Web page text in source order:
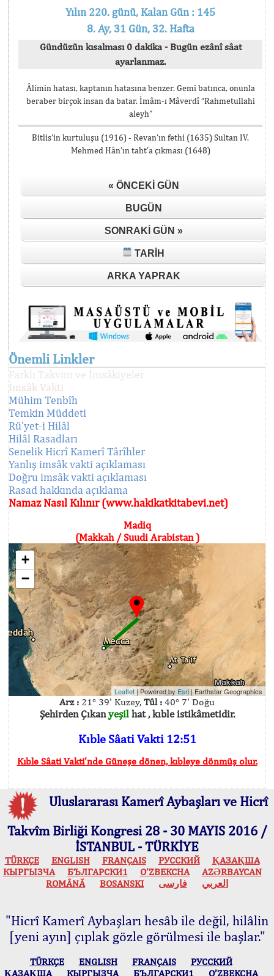
Yılın 220. günü, Kalan Gün : 145
8. Ay, 31 Gün, 32. Hafta
Gündüzün kısalması 0 dakika - Bugün ezânî sâat
ayarlanmaz.
Âlimin hatası, kaptanın hatasına benzer. Gemi batınca, onunla
beraber birçok insan da batar. İmâm-ı Mâverdî “Rahmetullahi
aleyh”
Bitlis’in kurtuluşu (1916) - Revan’ın fethi (1635) Sultan IV.
Mehmed Hân’ın taht’a çıkması (1648)
« ÖNCEKI GÜN
BUGÜN
SONRAKI GÜN »
TARIH
ARKA YAPRAK
Önemli Linkler
Farklı Takvim ve İmsâkiyeler
İmsâk Vakti
Mühim Tenbîh
Temkin Müddeti
Rü'yet-i Hilâl
Hilâl Rasadları
Senelik Hicrî Kamerî Târîhler
Yanlış imsâk vakti açıklaması
Doğru imsâk vakti açıklaması
Rasad hakkında açıklama
Namaz Nasıl Kılınır (www.hakikatkitabevi.net)
Madiq
(Makkah / Suudi Arabistan )
+
−
Leaflet| Powered by Esri | Earthstar Geographics
Arz : 21° 39' Kuzey, Tûl : 40° 7' Doğu
Şehirden Çıkanyeşilhat , kıble istikâmetidir.
Kıble Sâati Vakti 12:51
Kıble Sâati Vakti'nde Güneşe dönen, kıbleye dönmüş olur.
Uluslararası Kamerî Aybaşları ve Hicrî
Takvîm Birliği Kongresi 28 - 30 MAYIS 2016 /
İSTANBUL - TÜRKİYE
TÜRKÇE ENGLISH FRANÇAIS РУССКИЙ
ҚАЗАҚША
КЫPГЫЗЧA
БЪЛГАРСКИ1 O’ZBEKCHA
AZӘRBAYCAN
ROMÂNĂ
BOSANSKI العربي فارسی
"Hicrî Kamerî Aybaşları hesâb ile değil, hilâlin
[yeni ayın] çıplak gözle görülmesi ile başlar."
TÜRKÇE ENGLISH FRANÇAIS
РУССКИЙ
ҚАЗАҚША
КЫPГЫЗЧA БЪЛГАРСКИ1 O’ZBEKCHA